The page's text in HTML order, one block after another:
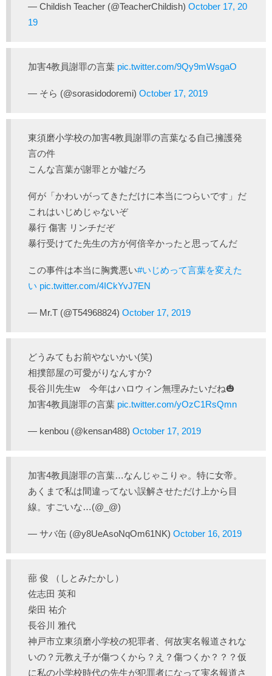
— Childish Teacher (@TeacherChildish) October 17, 20
19
加害4教員謝罪の言葉 pic.twitter.com/9Qy9mWsgaO
— そら (@sorasidodoremi) October 17, 2019
東須磨小学校の加害4教員謝罪の言葉なる自己擁護発
言の件
こんな言葉が謝罪とか嘘だろ
何が「かわいがってきただけに本当につらいです」だ
これはいじめじゃないぞ
暴行 傷害 リンチだぞ
暴行受けてた先生の方が何倍辛かったと思ってんだ
この事件は本当に胸糞悪い#いじめって言葉を変えた
い pic.twitter.com/4ICkYvJ7EN
— Mr.T (@T54968824) October 17, 2019
どうみてもお前やないかい(笑)
相撲部屋の可愛がりなんすか?
長谷川先生w 今年はハロウィン無理みたいだね🎃
加害4教員謝罪の言葉 pic.twitter.com/yOzC1RsQmn
— kenbou (@kensan488) October 17, 2019
加害4教員謝罪の言葉…なんじゃこりゃ。特に女帝。
あくまで私は間違ってない誤解させただけ上から目
線。すごいな…(@_@)
— サバ缶 (@y8UeAsoNqOm61NK) October 16, 2019
蔀 俊 （しとみたかし）
佐志田 英和
柴田 祐介
長谷川 雅代
神戸市立東須磨小学校の犯罪者、何故実名報道されな
いの？元教え子が傷つくから？え？傷つくか？？？仮
に私の小学校時代の先生が犯罪者になって実名報道さ